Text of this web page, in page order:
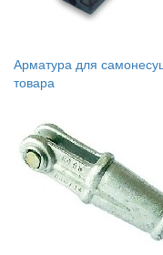
Арматура для
товара